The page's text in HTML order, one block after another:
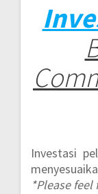
Investasi
*Please